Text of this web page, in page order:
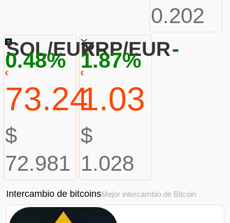
0.202
SOL/EUR-
0.48%
€
73.24
$
72.981
XRP/EUR-
1.87%
€
1.03
$
1.028
Intercambio de bitcoinsMejor intercambio de Bitcoin